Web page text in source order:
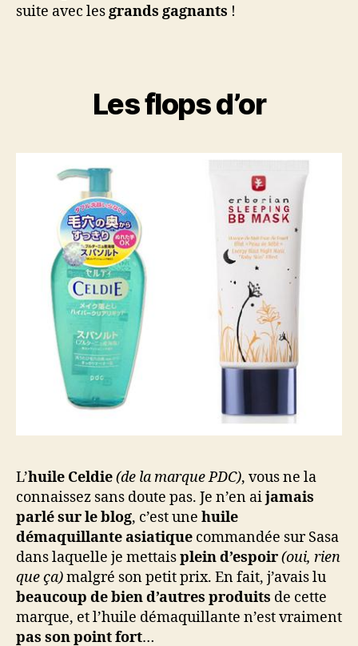
suite avec lesgrands gagnants !
Les flops d’or
L’huile Celdie(de la marque PDC), vous ne la
connaissez sans doute pas. Je n’en aijamais
parlé sur le blog, c’est une huile
démaquillante asiatique commandée sur Sasa
dans laquelle je mettaisplein d’espoir(oui, rien
que ça)malgré son petit prix. En fait, j’avais lu
beaucoup de bien d’autres produits de cette
marque, et l’huile démaquillante n’est vraiment
pas son point fort…